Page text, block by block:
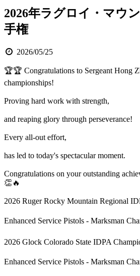
2026年ラグロイ・マウ
手権
2026/05/25
🏆🏆 Congratulations to Sergeant Hong
championships!
Proving hard work with strength,
and reaping glory through perseverance!
Every all-out effort,
has led to today's spectacular moment.
Congratulations on your outstanding
👏🔥
2026 Ruger Rocky Mountain Regional
Enhanced Service Pistols - Marksman
2026 Glock Colorado State IDPA
Enhanced Service Pistols - Marksman